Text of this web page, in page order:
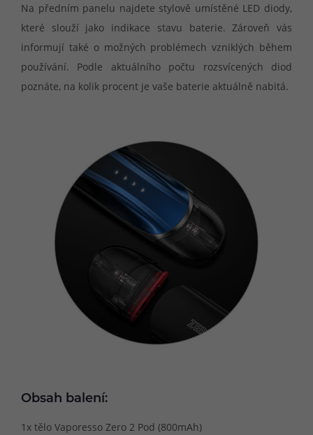
Na předním panelu najdete stylově umístěné LED diody,
které slouží jako indikace stavu baterie. Zároveň vás
informují také o možných problémech vzniklých během
používání. Podle aktuálního počtu rozsvícených diod
poznáte, na kolik procent je vaše baterie aktuálně nabitá.
Obsah balení:
1x tělo Vaporesso Zero 2 Pod (800mAh)